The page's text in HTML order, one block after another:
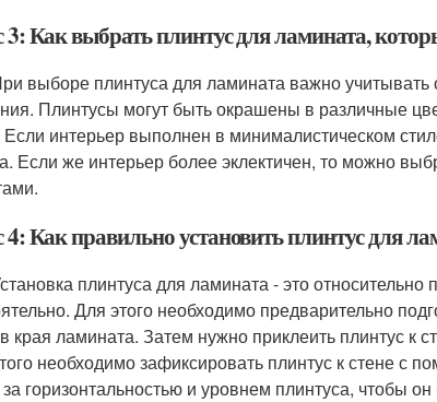
Как выбрать плинтус для ламината,
выборе плинтуса для ламината важно
Плинтусы могут быть окрашены в различные
Если интерьер выполнен в минималистическом
Если же интерьер более эклектичен, то можно
Как правильно установить плинтус для
плинтуса для ламината - это
Для этого необходимо предварительно
края ламината. Затем нужно приклеить плинтус
необходимо зафиксировать плинтус к стене с
горизонтальностью и уровнем плинтуса, чтобы